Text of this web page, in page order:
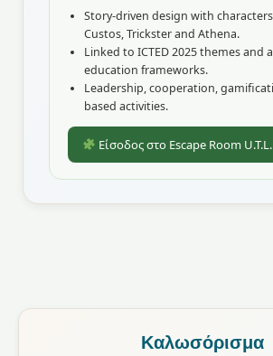
Καλωσόρισμα
Story-driven design with
Custos, Trickster and Athena.
Linked to ICTED 2025 themes and
education frameworks.
Leadership, cooperation,
based activities.
Είσοδος στο Escape Room U.T.L.